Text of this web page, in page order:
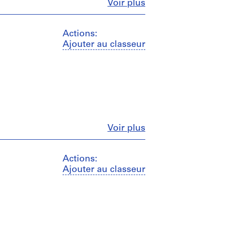
Voir plusFermer
Actions:
Ajouter au classeur
Voir plusFermer
Actions:
Ajouter au classeur